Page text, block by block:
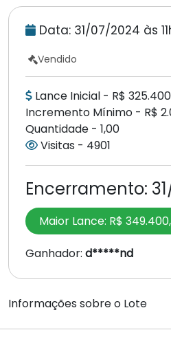
Data: 31/07/2024 às
Vendido
Lance Inicial - R$
Incremento Mínimo - R$
Quantidade - 1,00
Visitas - 4901
Encerramento:
Maior Lance: R$
Ganhador: d*****nd
Informações sobre o Lote